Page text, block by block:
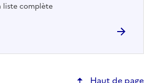
liste complète
Haut de page